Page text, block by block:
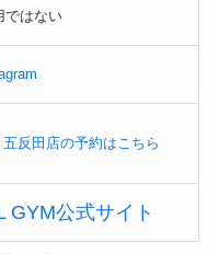
ではない
反田店の予約はこちら
GYM公式サイト